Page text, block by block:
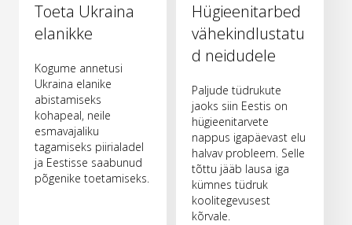
Toeta Ukraina
elanikke
Kogume annetusi
Ukraina elanike
abistamiseks
kohapeal, neile
esmavajaliku
tagamiseks piirialadel
ja Eestisse saabunud
põgenike toetamiseks.
Hügieenitarbed
vähekindlustatu
d neidudele
Paljude tüdrukute
jaoks siin Eestis on
hügieenitarvete
nappus igapäevast elu
halvav probleem. Selle
tõttu jääb lausa iga
kümnes tüdruk
koolitegevusest
kõrvale.